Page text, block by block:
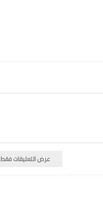
عرض التعليقات فقط